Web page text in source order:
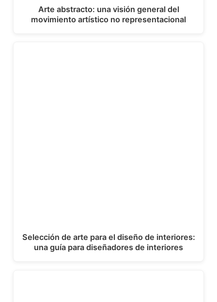
Arte abstracto: una visión general del
movimiento artístico no representacional
Selección de arte para el diseño de interiores:
una guía para diseñadores de interiores